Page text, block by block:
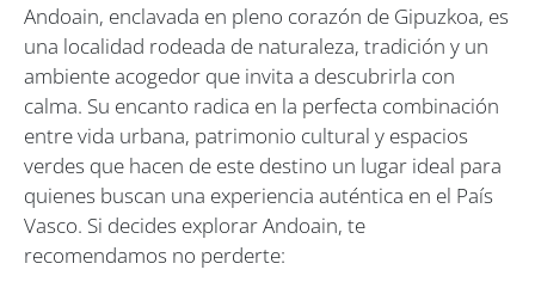
Andoain, enclavada en pleno corazón de Gipuzkoa, es
una localidad rodeada de naturaleza, tradición y un
ambiente acogedor que invita a descubrirla con
calma. Su encanto radica en la perfecta combinación
entre vida urbana, patrimonio cultural y espacios
verdes que hacen de este destino un lugar ideal para
quienes buscan una experiencia auténtica en el País
Vasco. Si decides explorar Andoain, te
recomendamos no perderte: